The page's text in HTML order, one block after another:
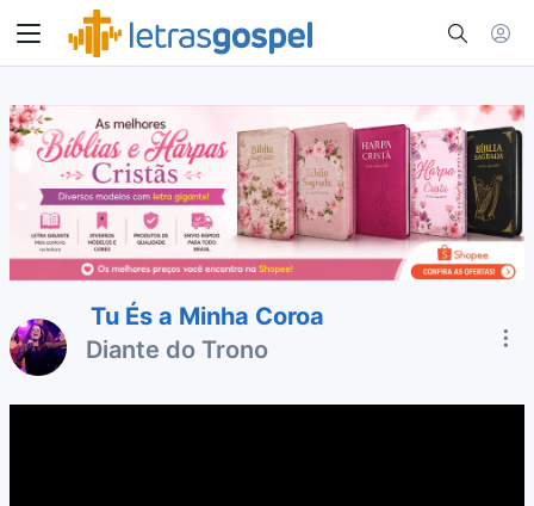
Tu És a Minha Coroa
Diante do Trono